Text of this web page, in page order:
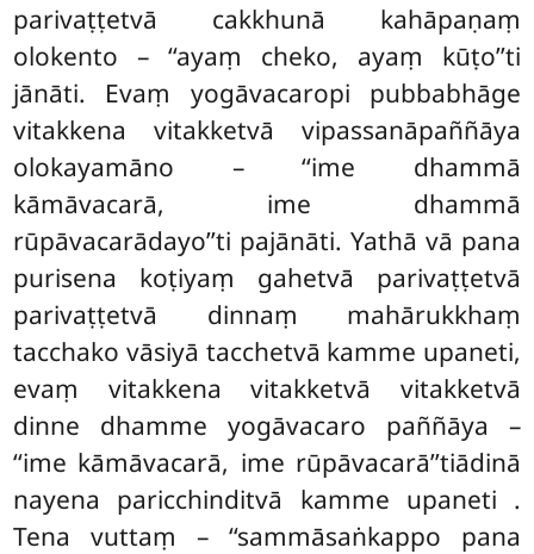
parivaṭṭetvā cakkhunā kahāpaṇaṃ
olokento – ‘‘ayaṃ cheko, ayaṃ kūṭo’’ti
jānāti. Evaṃ yogāvacaropi pubbabhāge
vitakkena vitakketvā vipassanāpaññāya
olokayamāno – ‘‘ime dhammā
kāmāvacarā, ime dhammā
rūpāvacarādayo’’ti pajānāti. Yathā vā pana
purisena koṭiyaṃ gahetvā parivaṭṭetvā
parivaṭṭetvā dinnaṃ mahārukkhaṃ
tacchako vāsiyā tacchetvā kamme upaneti,
evaṃ vitakkena vitakketvā vitakketvā
dinne dhamme yogāvacaro paññāya –
‘‘ime kāmāvacarā, ime rūpāvacarā’’tiādinā
nayena paricchinditvā kamme upaneti .
Tena vuttaṃ – ‘‘sammāsaṅkappo pana